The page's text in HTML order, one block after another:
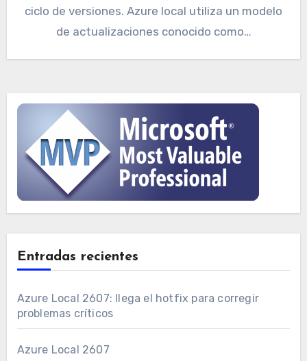
ciclo de versiones. Azure local utiliza un modelo
de actualizaciones conocido como…
Entradas recientes
Azure Local 2607: llega el hotfix para corregir
problemas críticos
Azure Local 2607